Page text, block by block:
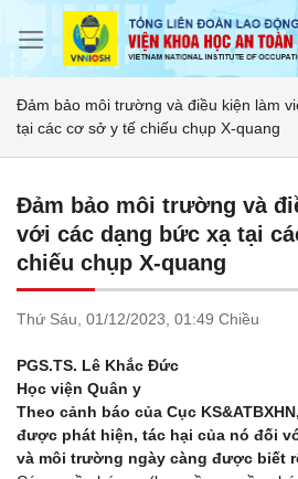
Đảm bảo môi trường và điều kiện làm
tại các cơ sở y tế chiếu chụp X-quang
Đảm bảo môi trường và
với các dạng bức xạ tại
chiếu chụp X-quang
Thứ Sáu, 01/12/2023, 01:49 Chiều
PGS.TS. Lê Khắc Đức
Học viện Quân y
Theo cảnh báo của Cục
được phát hiện, tác hại của nó đối
và môi trường ngày càng được biết